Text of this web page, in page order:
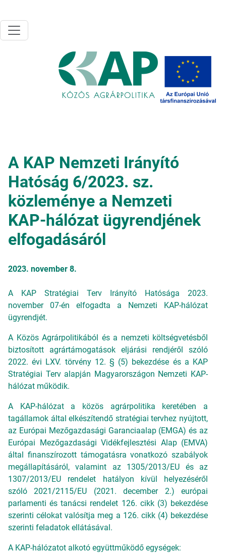
A KAP Nemzeti Irányító
Hatóság 6/2023. sz.
közleménye a Nemzeti
KAP-hálózat ügyrendjének
elfogadásáról
2023. november 8.
A KAP Stratégiai Terv Irányító Hatósága 2023.
november 07-én elfogadta a Nemzeti KAP-hálózat
ügyrendjét.
A Közös Agrárpolitikából és a nemzeti költségvetésből
biztosított agrártámogatások eljárási rendjéről szóló
2022. évi LXV. törvény 12. § (5) bekezdése és a KAP
Stratégiai Terv alapján Magyarországon Nemzeti KAP-
hálózat működik.
A KAP-hálózat a közös agrárpolitika keretében a
tagállamok által elkészítendő stratégiai tervhez nyújtott,
az Európai Mezőgazdasági Garanciaalap (EMGA) és az
Európai Mezőgazdasági Vidékfejlesztési Alap (EMVA)
által finanszírozott támogatásra vonatkozó szabályok
megállapításáról, valamint az 1305/2013/EU és az
1307/2013/EU rendelet hatályon kívül helyezéséről
szóló 2021/2115/EU (2021. december 2.) európai
parlamenti és tanácsi rendelet 126. cikk (3) bekezdése
szerinti célokat valósítja meg a 126. cikk (4) bekezdése
szerinti feladatok ellátásával.
A KAP-hálózatot alkotó együttműködő egységek: